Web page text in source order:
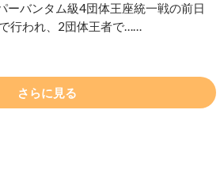
ーバンタム級4団体王座統一戦の前日
行われ、2団体王者で……
さらに見る